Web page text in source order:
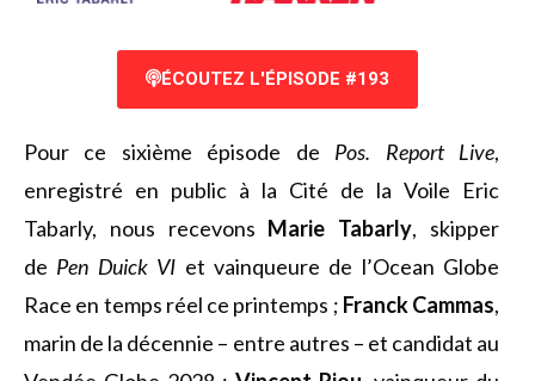
ÉCOUTEZ L'ÉPISODE #193
Pour ce sixième épisode de Pos. Report Live,
enregistré en public à la Cité de la Voile Eric
Tabarly, nous recevons Marie Tabarly, skipper
de Pen Duick VI et vainqueure de l’Ocean Globe
Race en temps réel ce printemps ; Franck Cammas,
marin de la décennie – entre autres – et candidat au